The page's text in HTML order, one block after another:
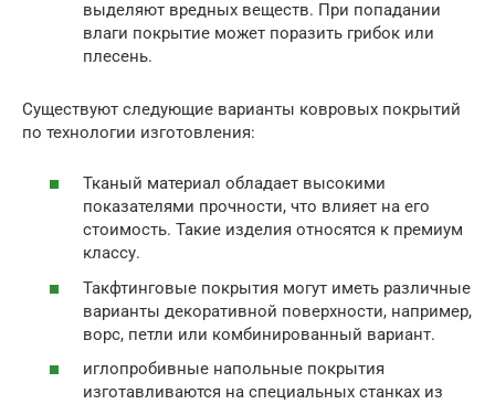
выделяют вредных веществ. При попадании
влаги покрытие может поразить грибок или
плесень.
Существуют следующие варианты ковровых покрытий
по технологии изготовления:
Тканый материал обладает высокими
показателями прочности, что влияет на его
стоимость. Такие изделия относятся к премиум
классу.
Такфтинговые покрытия могут иметь различные
варианты декоративной поверхности, например,
ворс, петли или комбинированный вариант.
иглопробивные напольные покрытия
изготавливаются на специальных станках из